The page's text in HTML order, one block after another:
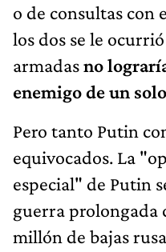
o de consultas con
los dos se le
armadasno
enemigo de un
Pero tanto Putin
equivocados. La
especial" de Putin
guerra prolongada
millón de bajas